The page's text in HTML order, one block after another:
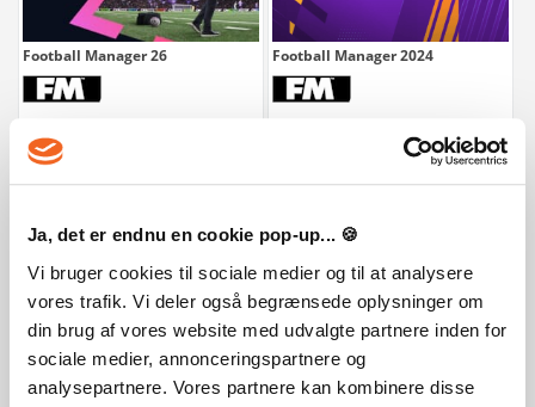
Ja, det er endnu en cookie pop-up... 🍪
Vi bruger cookies til sociale medier og til at analysere
vores trafik. Vi deler også begrænsede oplysninger om
din brug af vores website med udvalgte partnere inden for
sociale medier, annonceringspartnere og
analysepartnere. Vores partnere kan kombinere disse
Football Manager 26 Football Manager 2024
399 kr.
EA SPORTS FC 24 Farming Simulator 22 - Hay & Forage